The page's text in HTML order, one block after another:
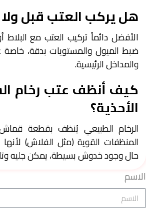
هل يركب العتب قبل ولا
الأفضل دائماً تركيب العتب مع البلاط
ضبط الميول والمستويات بدقة، خاصة
والمداخل الرئيسية.
كيف أنظف عتب رخام
الأحذية؟
الرخام الطبيعي يُنظف بقطعة
المنظفات القوية (مثل الفلاش)
حال وجود خدوش بسيطة، يمكن جليه
الاسم